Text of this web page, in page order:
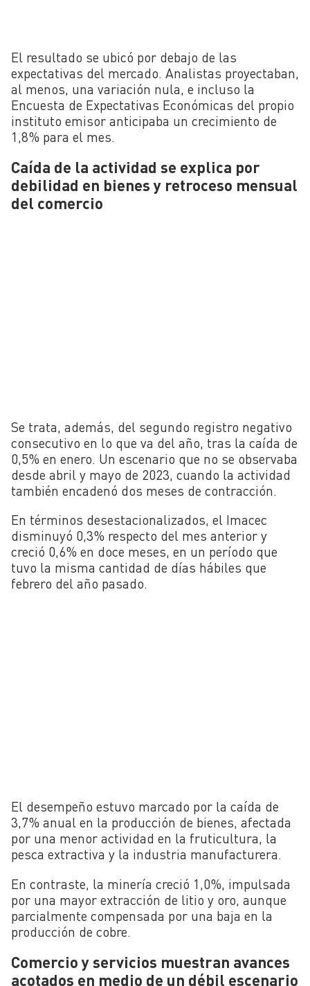
El resultado se ubicó por debajo de las
expectativas del mercado. Analistas proyectaban,
al menos, una variación nula, e incluso la
Encuesta de Expectativas Económicas del propio
instituto emisor anticipaba un crecimiento de
1,8% para el mes.
Caída de la actividad se explica por
debilidad en bienes y retroceso mensual
del comercio
Se trata, además, del segundo registro negativo
consecutivo en lo que va del año, tras la caída de
0,5% en enero. Un escenario que no se observaba
desde abril y mayo de 2023, cuando la actividad
también encadenó dos meses de contracción.
En términos desestacionalizados, el Imacec
disminuyó 0,3% respecto del mes anterior y
creció 0,6% en doce meses, en un período que
tuvo la misma cantidad de días hábiles que
febrero del año pasado.
El desempeño estuvo marcado por la caída de
3,7% anual en la producción de bienes, afectada
por una menor actividad en la fruticultura, la
pesca extractiva y la industria manufacturera.
En contraste, la minería creció 1,0%, impulsada
por una mayor extracción de litio y oro, aunque
parcialmente compensada por una baja en la
producción de cobre.
Comercio y servicios muestran avances
acotados en medio de un débil escenario